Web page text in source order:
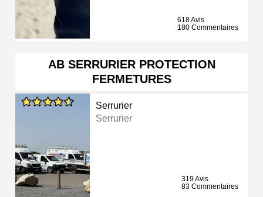
618 Avis
180 Commentaires
AB SERRURIER PROTECTION
FERMETURES
Serrurier
Serrurier
319 Avis
83 Commentaires